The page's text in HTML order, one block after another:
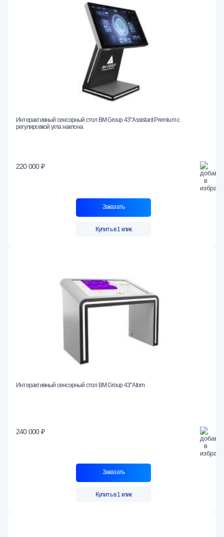
Интерактивный сенсорный стол BM Group 43" Assistant Premium с
регулировкой угла наклона
220 000 ₽
Заказать
Купить в 1 клик
Интерактивный сенсорный стол BM Group 43" Atom
240 000 ₽
Заказать
Купить в 1 клик